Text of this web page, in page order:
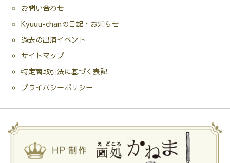
お問い合わせ
Kyuuu-chanの日記・お知らせ
過去の出演イベント
サイトマップ
特定商取引法に基づく表記
プライバシーポリシー